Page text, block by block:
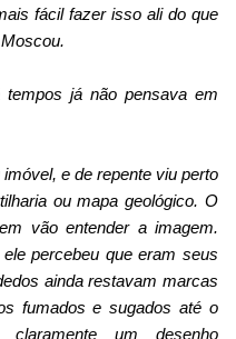
fácil fazer isso ali do que
já não pensava em
e de repente viu perto
ou mapa geológico. O
vão entender a imagem.
percebeu que eram seus
ainda restavam marcas
fumados e sugados até o
um desenho